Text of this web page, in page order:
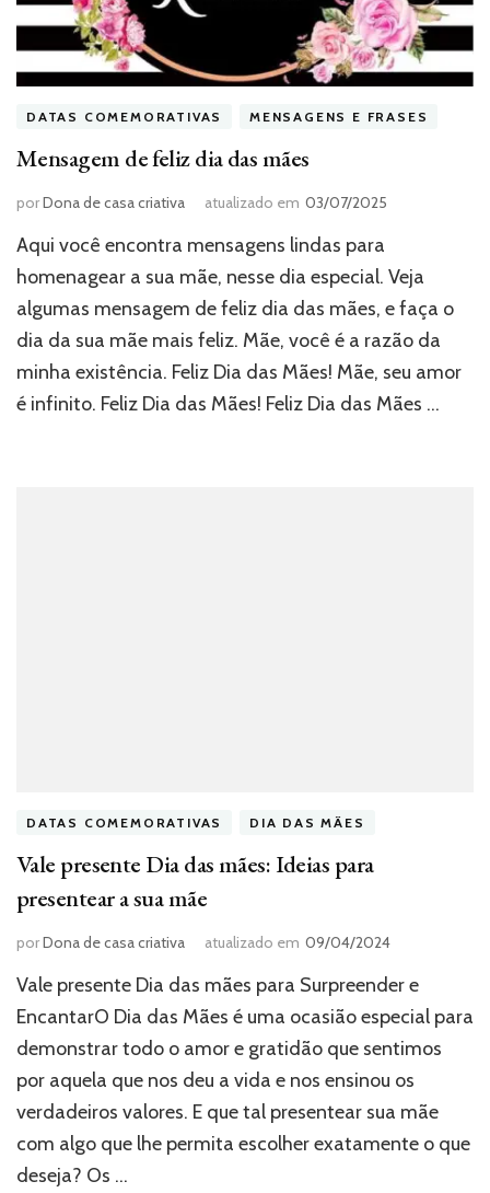
DATAS COMEMORATIVAS MENSAGENS E FRASES
Mensagem de feliz dia das mães
porDona de casa criativa atualizado em 03/07/2025
Aqui você encontra mensagens lindas para
homenagear a sua mãe, nesse dia especial. Veja
algumas mensagem de feliz dia das mães, e faça o
dia da sua mãe mais feliz. Mãe, você é a razão da
minha existência. Feliz Dia das Mães! Mãe, seu amor
é infinito. Feliz Dia das Mães! Feliz Dia das Mães …
DATAS COMEMORATIVAS DIA DAS MÃES
Vale presente Dia das mães: Ideias para
presentear a sua mãe
porDona de casa criativa atualizado em 09/04/2024
Vale presente Dia das mães para Surpreender e
EncantarO Dia das Mães é uma ocasião especial para
demonstrar todo o amor e gratidão que sentimos
por aquela que nos deu a vida e nos ensinou os
verdadeiros valores. E que tal presentear sua mãe
com algo que lhe permita escolher exatamente o que
deseja? Os …